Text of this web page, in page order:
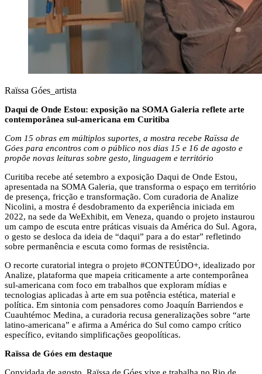
Raïssa Góes_artista
Daqui de Onde Estou: exposição na SOMA Galeria reflete arte
contemporânea sul-americana em Curitiba
Com 15 obras em múltiplos suportes, a mostra recebe Raïssa de
Góes para encontros com o público nos dias 15 e 16 de agosto e
propõe novas leituras sobre gesto, linguagem e território
Curitiba recebe até setembro a exposição Daqui de Onde Estou,
apresentada na SOMA Galeria, que transforma o espaço em território
de presença, fricção e transformação. Com curadoria de Analize
Nicolini, a mostra é desdobramento da experiência iniciada em
2022, na sede da WeExhibit, em Veneza, quando o projeto instaurou
um campo de escuta entre práticas visuais da América do Sul. Agora,
o gesto se desloca da ideia de “daqui” para a do estar” refletindo
sobre permanência e escuta como formas de resistência.
O recorte curatorial integra o projeto #CONTEÚDO+, idealizado por
Analize, plataforma que mapeia criticamente a arte contemporânea
sul-americana com foco em trabalhos que exploram mídias e
tecnologias aplicadas à arte em sua potência estética, material e
política. Em sintonia com pensadores como Joaquín Barriendos e
Cuauhtémoc Medina, a curadoria recusa generalizações sobre “arte
latino-americana” e afirma a América do Sul como campo crítico
específico, evitando simplificações geopolíticas.
Raïssa de Góes em destaque